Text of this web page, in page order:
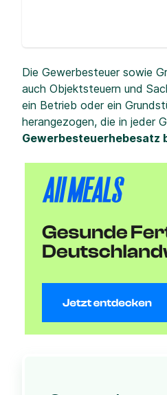
Die Gewerbesteuer sowie
auch Objektsteuern und
ein Betrieb oder ein
herangezogen, die in jeder
Gewerbesteuerhebesatz